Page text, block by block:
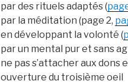
par des rituels adaptés (
par la méditation (page 2,
en développant la volonté (
par un mental pur et sans
ne pas s’attacher aux dons
ouverture du troisième oeil